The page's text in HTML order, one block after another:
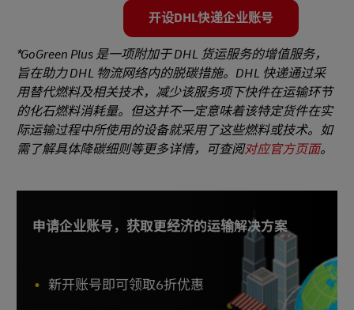
开设DHL快递企业账号
*GoGreen Plus 是一项附加于 DHL 货运服务的增值服务，
旨在助力 DHL 物流网络内的脱碳措施。DHL 快递通过采
用替代燃料及相关技术，减少该服务项下快件在运输环节
的化石燃料消耗量。但这并不一定意味着该特定货件在实
际运输过程中所使用的设备就采用了这些燃料或技术。如
需了解具体降碳细则等更多详情，可查阅对应官方页面。
申请企业账号，获取更经济的运输解决方案
新开账号即可领取6折优惠